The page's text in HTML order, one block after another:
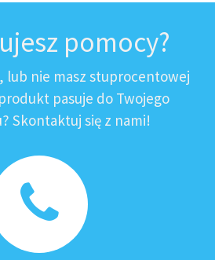
pomocy?
lub nie masz stuprocentowej
pasuje do Twojego
Skontaktuj się z nami!